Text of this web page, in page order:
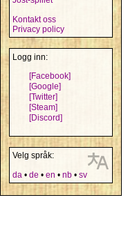
Kontakt oss
Privacy policy
Logg inn:
[Facebook]
[Google]
[Twitter]
[Steam]
[Discord]
Velg språk:
da • de • en • nb • sv